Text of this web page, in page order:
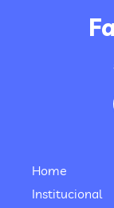
Home
Institucional